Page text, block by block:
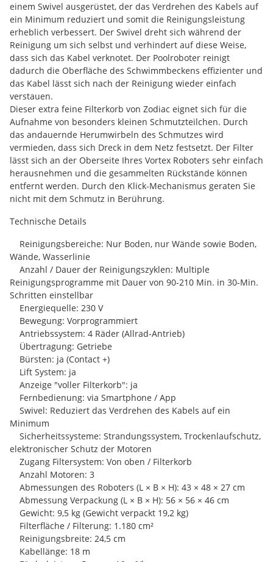
einem Swivel ausgerüstet, der das Verdrehen des Kabels auf
ein Minimum reduziert und somit die Reinigungsleistung
erheblich verbessert. Der Swivel dreht sich während der
Reinigung um sich selbst und verhindert auf diese Weise,
dass sich das Kabel verknotet. Der Poolroboter reinigt
dadurch die Oberfläche des Schwimmbeckens effizienter und
das Kabel lässt sich nach der Reinigung wieder einfach
verstauen.
Dieser extra feine Filterkorb von Zodiac eignet sich für die
Aufnahme von besonders kleinen Schmutzteilchen. Durch
das andauernde Herumwirbeln des Schmutzes wird
vermieden, dass sich Dreck in dem Netz festsetzt. Der Filter
lässt sich an der Oberseite Ihres Vortex Roboters sehr einfach
herausnehmen und die gesammelten Rückstände können
entfernt werden. Durch den Klick-Mechanismus geraten Sie
nicht mit dem Schmutz in Berührung.
Technische Details
Reinigungsbereiche: Nur Boden, nur Wände sowie Boden,
Wände, Wasserlinie
Anzahl / Dauer der Reinigungszyklen: Multiple
Reinigungsprogramme mit Dauer von 90-210 Min. in 30-Min.
Schritten einstellbar
Energiequelle: 230 V
Bewegung: Vorprogrammiert
Antriebssystem: 4 Räder (Allrad-Antrieb)
Übertragung: Getriebe
Bürsten: ja (Contact +)
Lift System: ja
Anzeige "voller Filterkorb": ja
Fernbedienung: via Smartphone / App
Swivel: Reduziert das Verdrehen des Kabels auf ein
Minimum
Sicherheitssysteme: Strandungssystem, Trockenlaufschutz,
elektronischer Schutz der Motoren
Zugang Filtersystem: Von oben / Filterkorb
Anzahl Motoren: 3
Abmessungen des Roboters (L × B × H): 43 × 48 × 27 cm
Abmessung Verpackung (L × B × H): 56 × 56 × 46 cm
Gewicht: 9,5 kg (Gewicht verpackt 19,2 kg)
Filterfläche / Filterung: 1.180 cm²
Reinigungsbreite: 24,5 cm
Kabellänge: 18 m